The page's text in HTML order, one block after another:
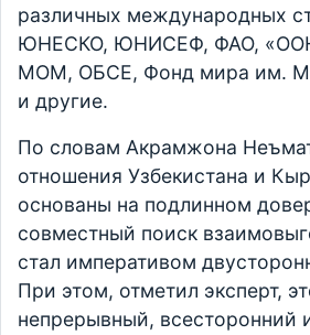
различных международных
ЮНЕСКО, ЮНИСЕФ, ФАО,
МОМ, ОБСЕ, Фонд мира им.
и другие.
По словам Акрамжона
отношения Узбекистана и
основаны на подлинном
совместный поиск
стал императивом
При этом, отметил эксперт,
непрерывный, всесторонний